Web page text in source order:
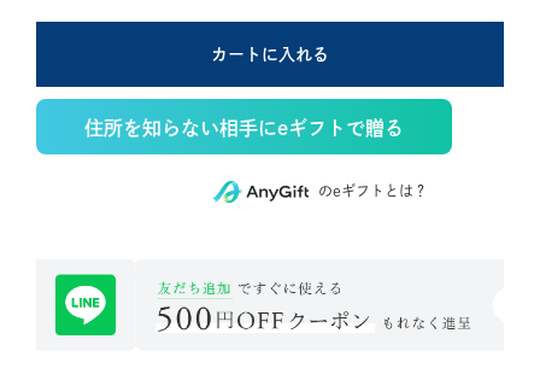
カートに入れる
住所を知らない相手にeギフトで贈る
のeギフトとは？